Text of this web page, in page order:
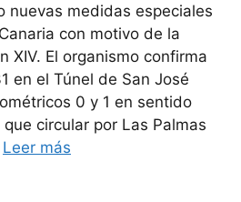
nuevas medidas especiales
con motivo de la
XIV. El organismo confirma
en el Túnel de San José
0 y 1 en sentido
circular por Las Palmas
Leer más